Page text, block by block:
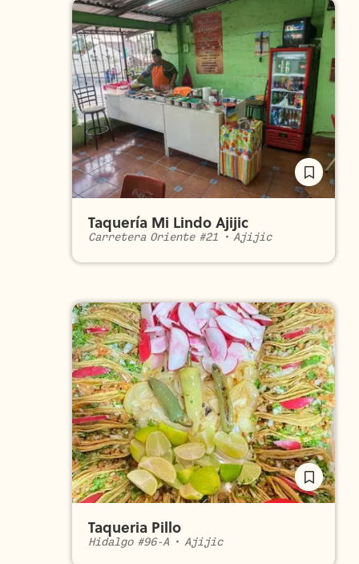
Taquería Mi Lindo Ajijic
Carretera Oriente #21 • Ajijic
Taqueria Pillo
Hidalgo #96-A • Ajijic